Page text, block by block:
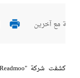
مع آخرين